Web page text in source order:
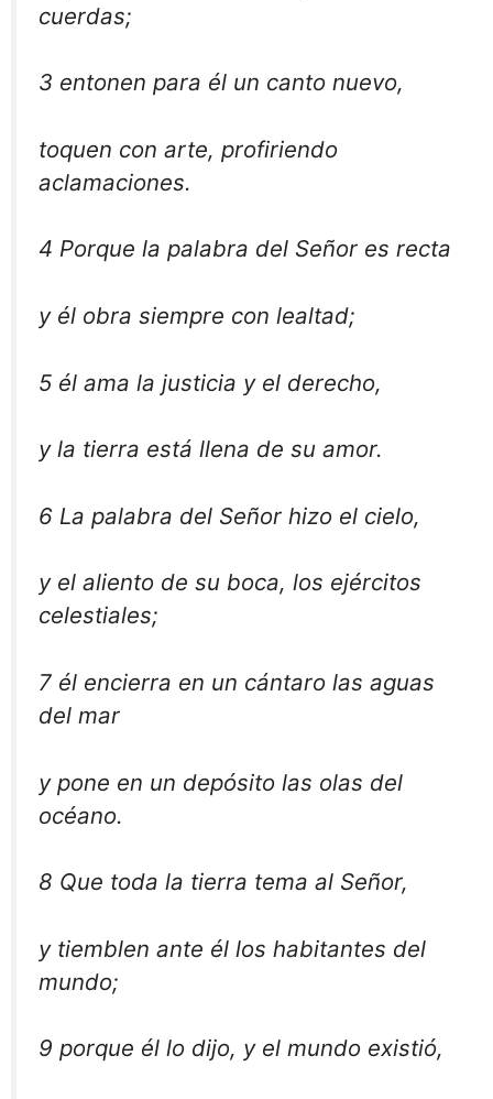
cuerdas;
3 entonen para él un canto nuevo,
toquen con arte, profiriendo
aclamaciones.
4 Porque la palabra del Señor es recta
y él obra siempre con lealtad;
5 él ama la justicia y el derecho,
y la tierra está llena de su amor.
6 La palabra del Señor hizo el cielo,
y el aliento de su boca, los ejércitos
celestiales;
7 él encierra en un cántaro las aguas
del mar
y pone en un depósito las olas del
océano.
8 Que toda la tierra tema al Señor,
y tiemblen ante él los habitantes del
mundo;
9 porque él lo dijo, y el mundo existió,